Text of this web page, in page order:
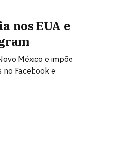
nos EUA e
México e impõe
Facebook e